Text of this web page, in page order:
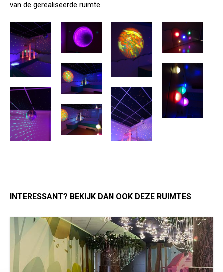
van de gerealiseerde ruimte.
INTERESSANT? BEKIJK DAN OOK DEZE RUIMTES